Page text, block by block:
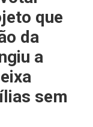
que
da
a
sem